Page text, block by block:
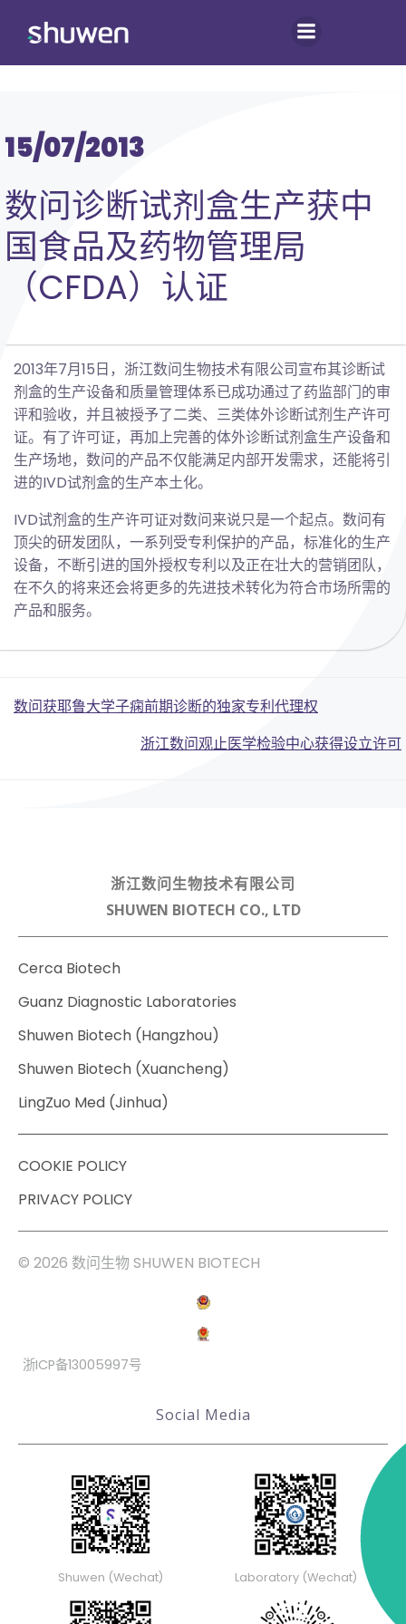
15/07/2013
数问诊断试剂盒生产获中
国食品及药物管理局
（CFDA）认证
2013年7月15日，浙江数问生物技术有限公司宣布其诊断试
剂盒的生产设备和质量管理体系已成功通过了药监部门的审
评和验收，并且被授予了二类、三类体外诊断试剂生产许可
证。有了许可证，再加上完善的体外诊断试剂盒生产设备和
生产场地，数问的产品不仅能满足内部开发需求，还能将引
进的IVD试剂盒的生产本土化。
IVD试剂盒的生产许可证对数问来说只是一个起点。数问有
顶尖的研发团队，一系列受专利保护的产品，标准化的生产
设备，不断引进的国外授权专利以及正在壮大的营销团队，
在不久的将来还会将更多的先进技术转化为符合市场所需的
产品和服务。
Post
navigation
数问获耶鲁大学子痫前期诊断的独家专利代理权
浙江数问观止医学检验中心获得设立许可
浙江数问生物技术有限公司
SHUWEN BIOTECH CO., LTD
Cerca Biotech
Guanz Diagnostic Laboratories
Shuwen Biotech (Hangzhou)
Shuwen Biotech (Xuancheng)
LingZuo Med (Jinhua)
COOKIE POLICY
PRIVACY POLICY
© 2026 数问生物 SHUWEN BIOTECH
浙ICP备13005997号
Social Media
Shuwen (Wechat) Laboratory (Wechat)